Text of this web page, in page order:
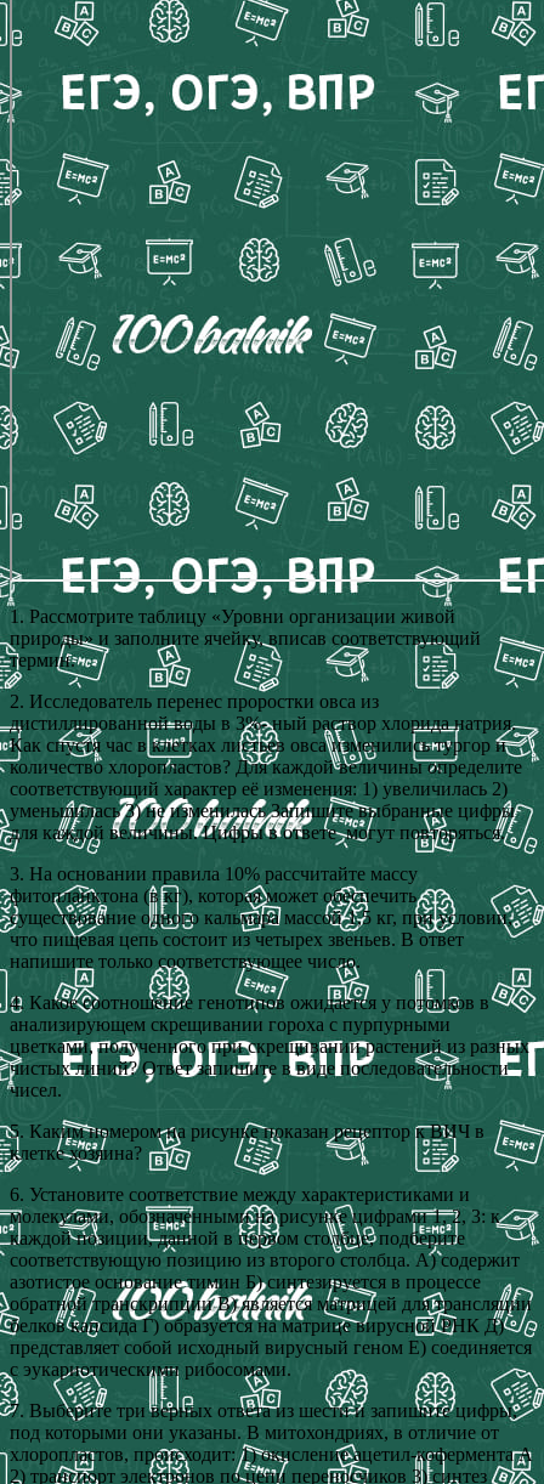
1. Рассмотрите таблицу «Уровни организации живой
природы» и заполните ячейку, вписав соответствующий
термин.
2. Исследователь перенес проростки овса из
дистиллированной воды в 3%- ный раствор хлорида натрия.
Как спустя час в клетках листьев овса изменились тургор и
количество хлоропластов? Для каждой величины определите
соответствующий характер её изменения: 1) увеличилась 2)
уменьшилась 3) не изменилась Запишите выбранные цифры
для каждой величины. Цифры в ответе могут повторяться.
3. На основании правила 10% рассчитайте массу
фитопланктона (в кг), которая может обеспечить
существование одного кальмара массой 1,5 кг, при условии,
что пищевая цепь состоит из четырех звеньев. В ответ
напишите только соответствующее число.
4. Какое соотношение генотипов ожидается у потомков в
анализирующем скрещивании гороха с пурпурными
цветками, полученного при скрещивании растений из разных
чистых линий? Ответ запишите в виде последовательности
чисел.
5. Каким номером на рисунке показан рецептор к ВИЧ в
клетке хозяина?
6. Установите соответствие между характеристиками и
молекулами, обозначенными на рисунке цифрами 1, 2, 3: к
каждой позиции, данной в первом столбце, подберите
соответствующую позицию из второго столбца. А) содержит
азотистое основание тимин Б) синтезируется в процессе
обратной транскрипции В) является матрицей для трансляции
белков капсида Г) образуется на матрице вирусной РНК Д)
представляет собой исходный вирусный геном Е) соединяется
с эукариотическими рибосомами.
7. Выберите три верных ответа из шести и запишите цифры,
под которыми они указаны. В митохондриях, в отличие от
хлоропластов, происходит: 1) окисление ацетил-кофермента А
2) транспорт электронов по цепи переносчиков 3) синтез